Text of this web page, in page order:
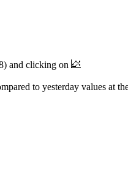
and clicking on
to yesterday values at